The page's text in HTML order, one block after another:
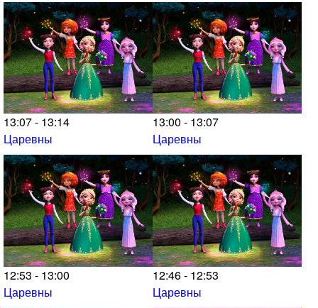
13:07 - 13:14
Царевны
13:00 - 13:07
Царевны
12:53 - 13:00
Царевны
12:46 - 12:53
Царевны